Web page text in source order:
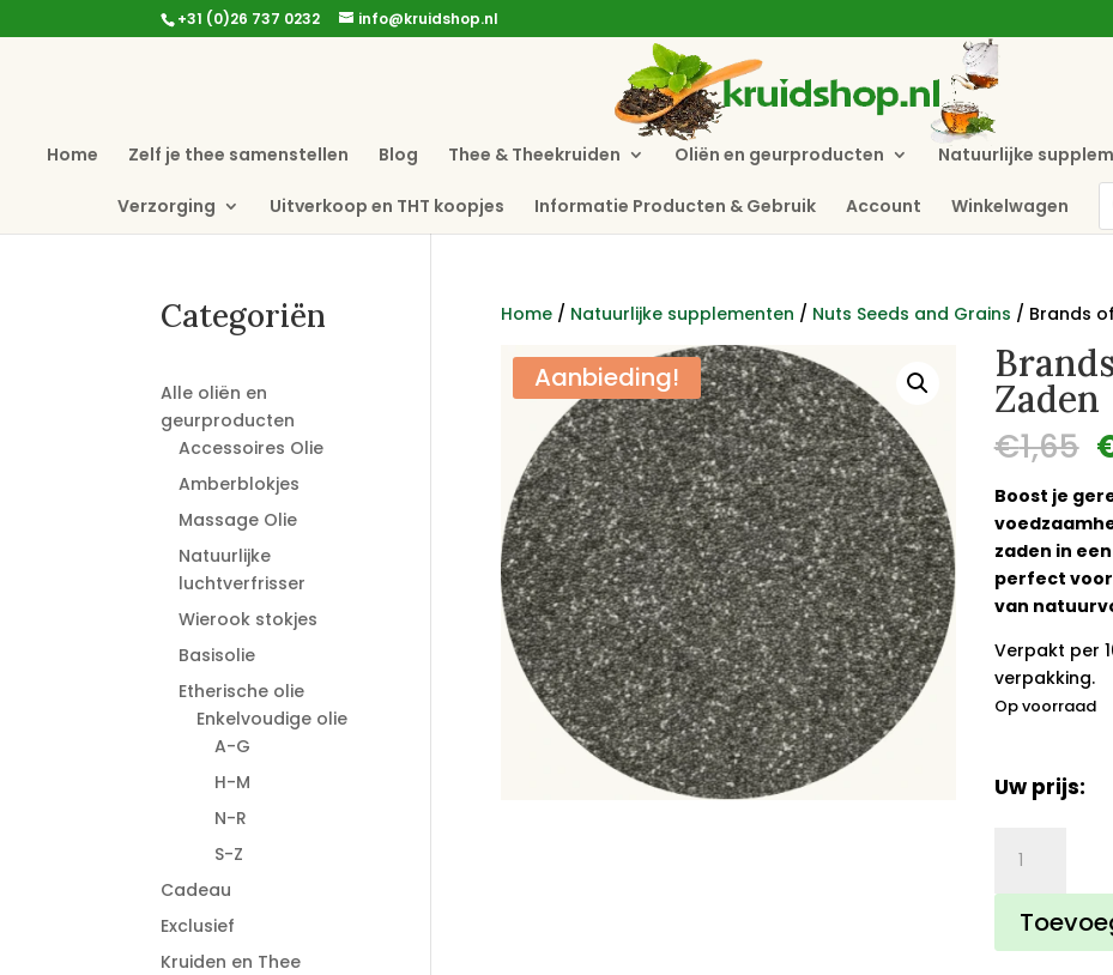
+31 (0)26 737 0232 info@kruidshop.nl
Home Zelf je thee samenstellen Blog Thee & Theekruiden Oliën en geurproducten Natuurlijke
Verzorging Uitverkoop en THT koopjes Informatie Producten & Gebruik Account Winkelwagen
Home/ Natuurlijke supplementen / Nuts Seeds and Grains / Brands
Aanbieding! Zaden
€1,65
Boost je
zaden in
perfect
van
Verpakt per
verpakking.
Op voorraad
Uw prijs:
Nature
Chia
Zaden
Categoriën
Alle oliën en
geurproducten
Accessoires Olie
Amberblokjes
Massage Olie
Natuurlijke
luchtverfrisser
Wierook stokjes
Basisolie
Etherische olie
Enkelvoudige olie
A-G
H-M
N-R
S-Z
Cadeau
Exclusief
Kruiden en Thee